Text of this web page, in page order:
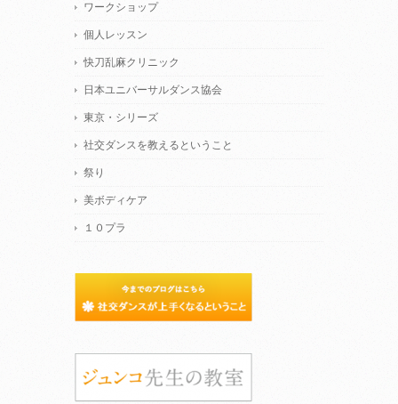
ワークショップ
個人レッスン
快刀乱麻クリニック
日本ユニバーサルダンス協会
東京・シリーズ
社交ダンスを教えるということ
祭り
美ボディケア
１０プラ